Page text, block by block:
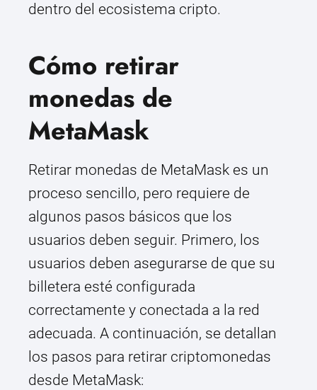
dentro del ecosistema cripto.
Cómo retirar
monedas de
MetaMask
Retirar monedas de MetaMask es un
proceso sencillo, pero requiere de
algunos pasos básicos que los
usuarios deben seguir. Primero, los
usuarios deben asegurarse de que su
billetera esté configurada
correctamente y conectada a la red
adecuada. A continuación, se detallan
los pasos para retirar criptomonedas
desde MetaMask: